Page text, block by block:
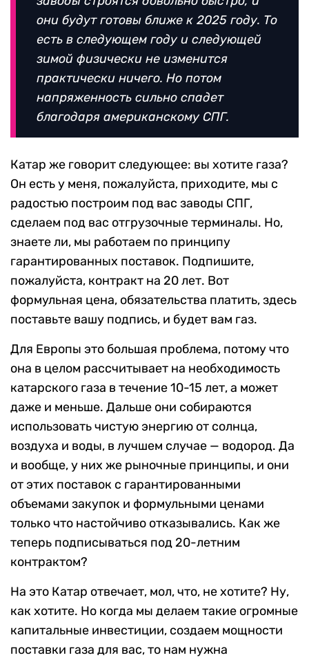
они будут готовы ближе к 2025 году. То
есть в следующем году и следующей
зимой физически не изменится
практически ничего. Но потом
напряженность сильно спадет
благодаря американскому СПГ.
Катар же говорит следующее: вы хотите газа?
Он есть у меня, пожалуйста, приходите, мы с
радостью построим под вас заводы СПГ,
сделаем под вас отгрузочные терминалы. Но,
знаете ли, мы работаем по принципу
гарантированных поставок. Подпишите,
пожалуйста, контракт на 20 лет. Вот
формульная цена, обязательства платить, здесь
поставьте вашу подпись, и будет вам газ.
Для Европы это большая проблема, потому что
она в целом рассчитывает на необходимость
катарского газа в течение 10-15 лет, а может
даже и меньше. Дальше они собираются
использовать чистую энергию от солнца,
воздуха и воды, в лучшем случае — водород. Да
и вообще, у них же рыночные принципы, и они
от этих поставок с гарантированными
объемами закупок и формульными ценами
только что настойчиво отказывались. Как же
теперь подписываться под 20-летним
контрактом?
На это Катар отвечает, мол, что, не хотите? Ну,
как хотите. Но когда мы делаем такие огромные
капитальные инвестиции, создаем мощности
поставки газа для вас, то нам нужна